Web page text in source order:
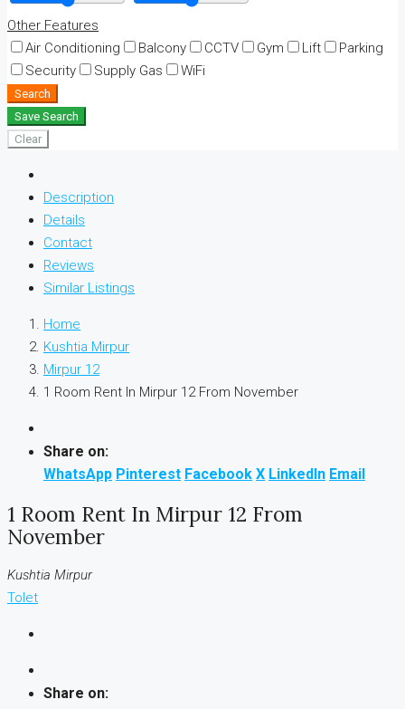
Other Features
Air Conditioning
Balcony CCTV Gym Lift
Parking
Security
Supply Gas WiFi
Search
Save Search
Clear
Description
Details
Contact
Reviews
Similar Listings
Home
Kushtia Mirpur
Mirpur 12
1 Room Rent In Mirpur 12 From November
Share on:
WhatsApp Pinterest Facebook X LinkedIn Email
1 Room Rent In Mirpur 12 From
November
Kushtia Mirpur
Tolet
Share on: